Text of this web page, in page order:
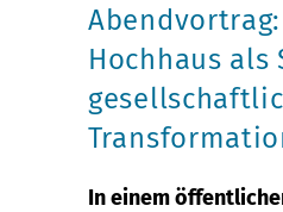
Hochhaus als
In einem